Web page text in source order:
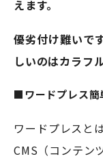
えます。
優劣付け難いで
しいのはカラフ
■ワードプレス簡
ワードプレスと
CMS（コンテン